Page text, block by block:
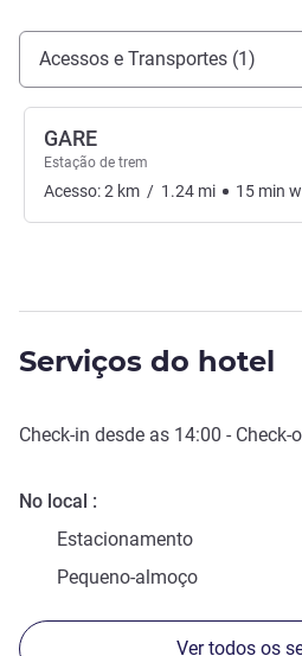
Acesso e transporte
Acessos e Transportes (1)
GARE
Estação de trem
Acesso:2 km / 1.24 mi 15 min
Serviços do hotel
Check-in desde as 14:00 - Check-
No local
Estacionamento
Pequeno-almoço
Ver todos os